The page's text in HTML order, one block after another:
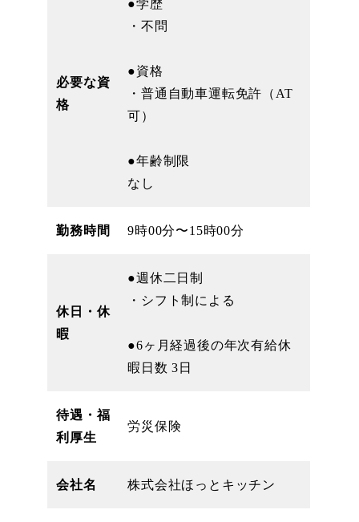
必要な資
格
●学歴
・不問
●資格
・普通自動車運転免許（AT
可）
●年齢制限
なし
勤務時間 9時00分〜15時00分
休日・休
暇
●週休二日制
・シフト制による
●6ヶ月経過後の年次有給休
暇日数 3日
待遇・福
利厚生
労災保険
会社名 株式会社ほっとキッチン